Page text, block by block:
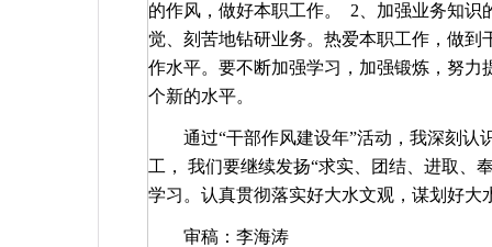
的作风，做好本职工作。
2 、加强业务知
觉、刻苦地钻研业务。热爱本职工作，做
作水平。要不断加强学习，加强锻炼，努
个新的水平。
通过“干部作风建设年”活动，我深刻
工， 我们要继续发扬“求实、团结、进取、
学习。认真贯彻落实好大水文观，谋划好
审稿：李海涛